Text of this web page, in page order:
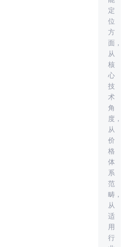
定
位
方
面，
从
核
心
技
术
角
度，
从
价
格
体
系
范
畴，
从
适
用
行